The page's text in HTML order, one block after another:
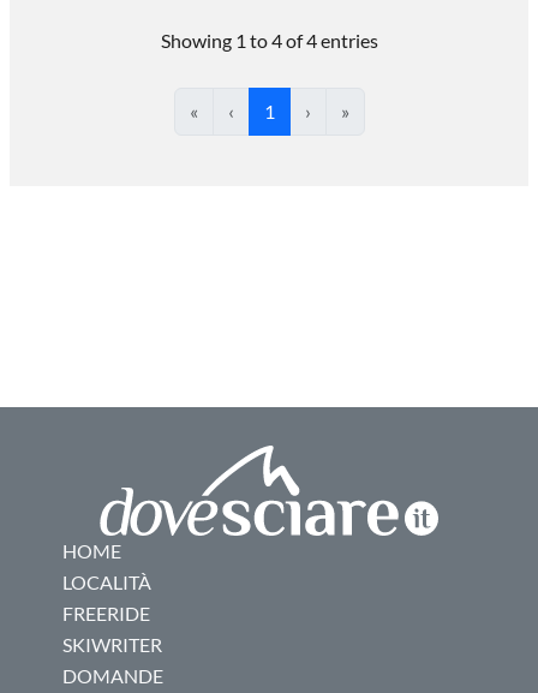
Showing 1 to 4 of 4 entries
« ‹ 1 › »
HOME
LOCALITÀ
FREERIDE
SKIWRITER
DOMANDE